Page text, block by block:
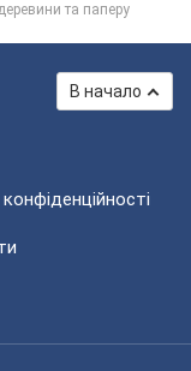
та паперу
В начало